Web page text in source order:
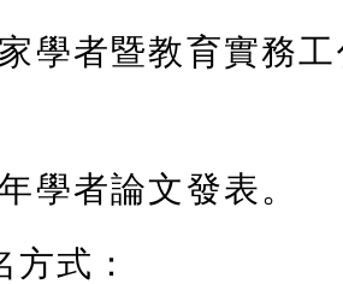
學者暨教育實務
學者論文發表。
方式：